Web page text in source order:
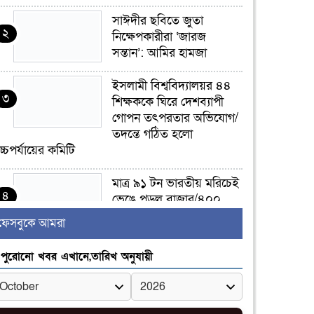
২
সাঈদীর ছবিতে জুতা
নিক্ষেপকারীরা ‘জারজ
সন্তান’: আমির হামজা
৩
ইসলামী বিশ্ববিদ্যালয়র ৪৪
শিক্ষককে ঘিরে দেশব্যাপী
গোপন তৎপরতার অভিযোগ/
তদন্তে গঠিত হলো
কমিটি
৪
মাত্র ৯১ টন ভারতীয় মরিচেই
ভেঙে পড়ল বাজার/৪০০
৫
জুলাই আন্দোলন ছিল
সম্মিলিত, লক্ষ্য হওয়া উচিত
ঐক্য ও রাষ্ট্রগঠন
আমরা
পুরোনো খবর এখানে,তারিখ অনুযায়ী